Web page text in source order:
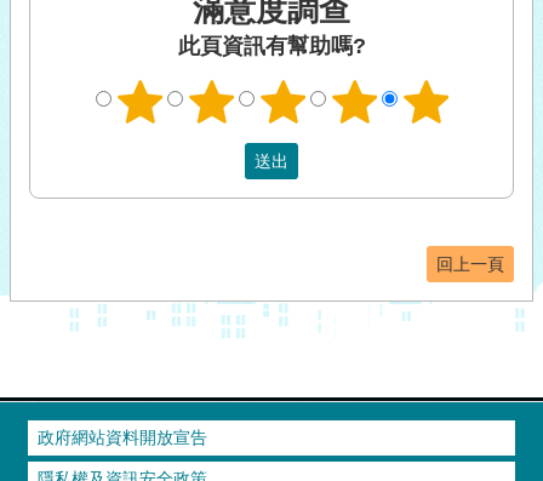
滿意度調查
此頁資訊有幫助嗎?
回上一頁
政府網站資料開放宣告